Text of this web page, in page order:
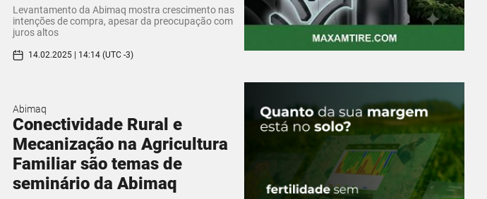
Levantamento da Abimaq mostra crescimento nas
intenções de compra, apesar da preocupação com
juros altos
14.02.2025 | 14:14 (UTC -3)
Abimaq
Conectividade Rural e
Mecanização na Agricultura
Familiar são temas de
seminário da Abimaq